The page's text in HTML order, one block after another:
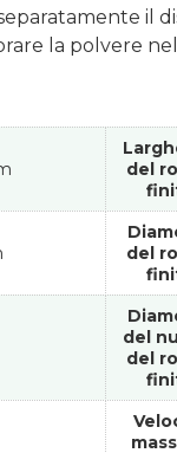
il
la polvere
del
del
del
del